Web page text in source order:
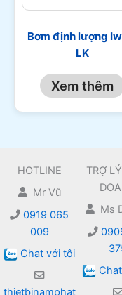
Bơm định lượng
LK
Xem thêm
HOTLINE
Mr Vũ
0919 065
009
Chat với tôi
thietbinamphat
TRỢ
Ms